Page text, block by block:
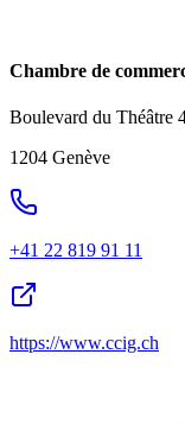
Chambre de
Boulevard du Théâtre
1204 Genève
+41 22 819 91 11
https://www.ccig.ch